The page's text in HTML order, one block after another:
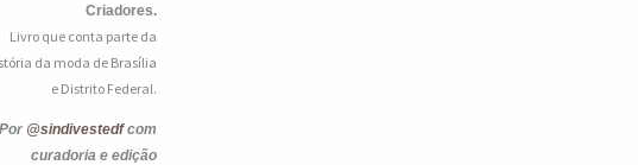
Criadores.
Livro que conta parte da
da moda de Brasília
e Distrito Federal.
Por @sindivestedfcom
curadoria e edição